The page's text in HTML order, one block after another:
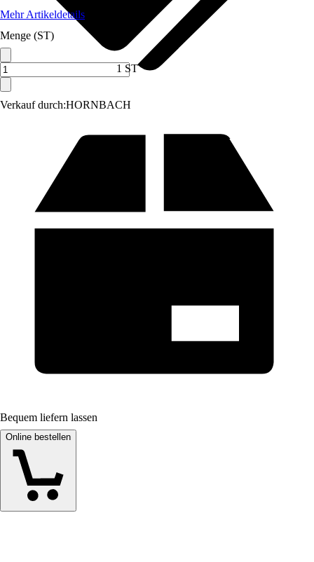
Verkauf durch:HORNBACH
Mehr Artikeldetails
Menge (ST)
1 ST
Bequem liefern lassen
Online bestellen